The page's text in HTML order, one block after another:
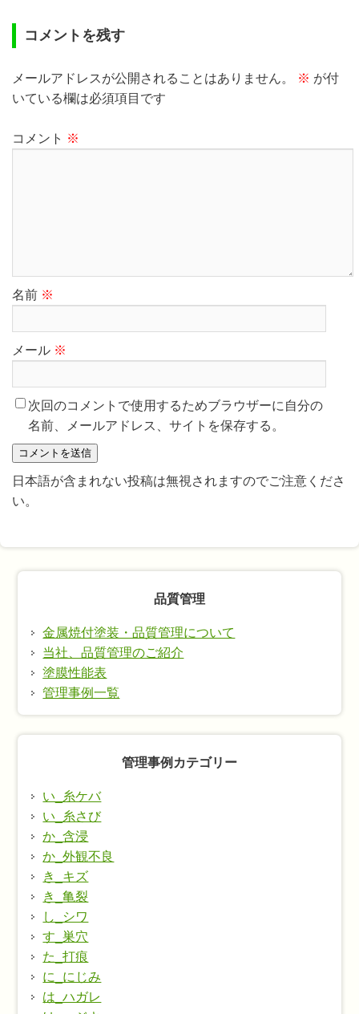
コメントを残す
メールアドレスが公開されることはありません。 ※ が付
いている欄は必須項目です
コメント ※
名前 ※
メール ※
次回のコメントで使用するためブラウザーに自分の
名前、メールアドレス、サイトを保存する。
日本語が含まれない投稿は無視されますのでご注意くださ
い。
品質管理
金属焼付塗装・品質管理について
当社、品質管理のご紹介
塗膜性能表
管理事例一覧
管理事例カテゴリー
い_糸ケバ
い_糸さび
か_含浸
か_外観不良
き_キズ
き_亀裂
し_シワ
す_巣穴
た_打痕
に_にじみ
は_ハガレ